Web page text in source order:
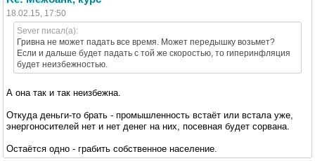
18.02.15, 17:50
Sever писал(а):
Гривна не может падать все время. Может передышку возьмет?
Если и дальше будет падать с той же скоростью, то гиперинфляция
будет неизбежностью.
А она так и так неизбежна.
Откуда деньги-то брать - промышленность встаёт или встала уже,
энергоносителей нет и нет денег на них, посевная будет сорвана.
Остаётся одно - грабить собственное население.